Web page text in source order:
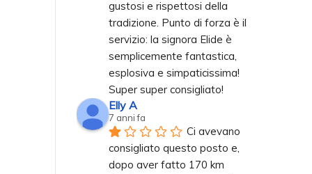
gustosi e rispettosi della
tradizione. Punto di forza è il
servizio: la signora Elide è
semplicemente fantastica,
esplosiva e simpaticissima!
Super super consigliato!
Elly A
7 anni fa
Ci avevano
consigliato questo posto e,
dopo aver fatto 170 km